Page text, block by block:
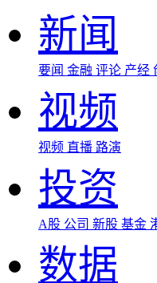
新闻
要闻 金融 评论 产经
视频
视频 直播 路演
投资
A股 公司 新股 基金
数据